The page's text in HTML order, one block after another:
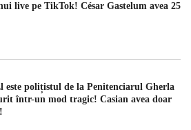
live pe TikTok! César Gastelum avea 25
este polițistul de la Penitenciarul Gherla
într-un mod tragic! Casian avea doar